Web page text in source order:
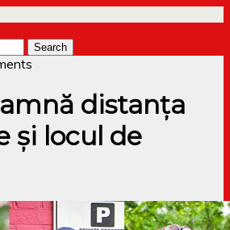
distanța
și locul de